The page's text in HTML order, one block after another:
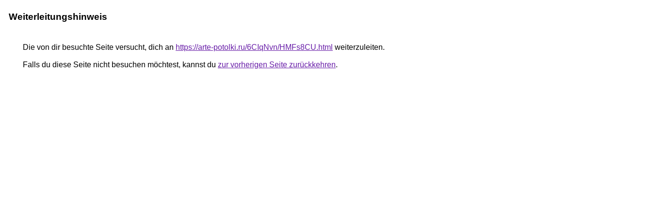
Weiterleitungshinweis
Die von dir besuchte Seite versucht, dich an https://arte-potolki.ru/6CIqNvn/HMFs8CU.html weiterzuleiten.
Falls du diese Seite nicht besuchen möchtest, kannst du zur vorherigen Seite zurückkehren.